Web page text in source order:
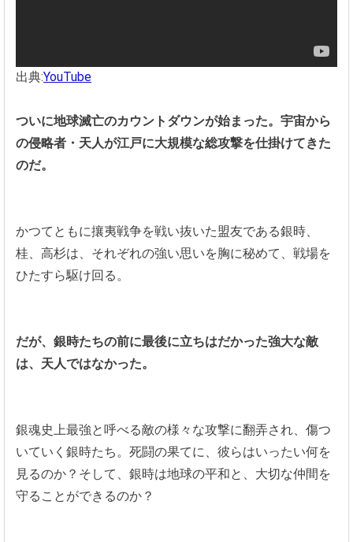
出典:YouTube
ついに地球滅亡のカウントダウンが始まった。宇宙から
の侵略者・天人が江戸に大規模な総攻撃を仕掛けてきた
のだ。
かつてともに攘夷戦争を戦い抜いた盟友である銀時、
桂、高杉は、それぞれの強い思いを胸に秘めて、戦場を
ひたすら駆け回る。
だが、銀時たちの前に最後に立ちはだかった強大な敵
は、天人ではなかった。
銀魂史上最強と呼べる敵の様々な攻撃に翻弄され、傷つ
いていく銀時たち。死闘の果てに、彼らはいったい何を
見るのか？そして、銀時は地球の平和と、大切な仲間を
守ることができるのか？